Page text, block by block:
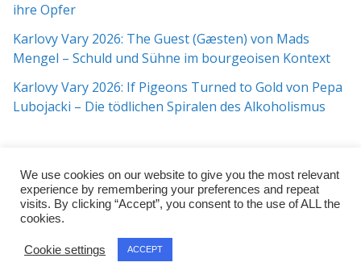
ihre Opfer
Karlovy Vary 2026: The Guest (Gæsten) von Mads
Mengel – Schuld und Sühne im bourgeoisen Kontext
Karlovy Vary 2026: If Pigeons Turned to Gold von Pepa
Lubojacki – Die tödlichen Spiralen des Alkoholismus
Copyright © 2026j:mag
Theme:ColorMag Proby ThemeGrill. Powered by
We use cookies on our website to give you the most relevant
experience by remembering your preferences and repeat
visits. By clicking “Accept”, you consent to the use of ALL the
cookies.
Cookie settings ACCEPT